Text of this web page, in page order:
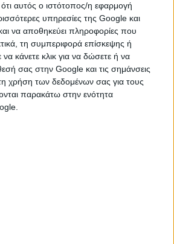
αυτός ο ιστότοπος/η εφαρμογή
υπηρεσίες της Google και
να αποθηκεύει πληροφορίες που
τη συμπεριφορά επίσκεψης ή
κάνετε κλικ για να δώσετε ή να
σας στην Google και τις σημάνσεις
χρήση των δεδομένων σας για τους
παρακάτω στην ενότητα